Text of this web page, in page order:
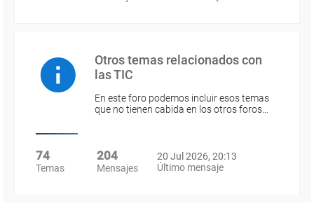
Otros temas relacionados con
las TIC
En este foro podemos incluir esos temas
que no tienen cabida en los otros foros…
74
Temas
204
Mensajes
20 Jul 2026, 20:13
Último mensaje